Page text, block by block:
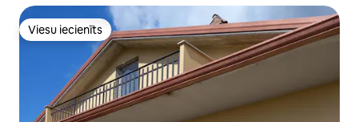
Viesu iecienīts
Viesu iecienīts